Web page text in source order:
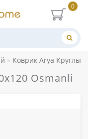
0
Коврик Arya
Osmanli